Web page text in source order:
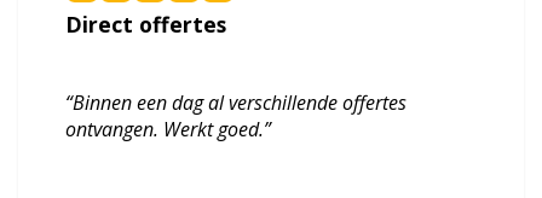
Direct offertes
“Binnen een dag al verschillende offertes
ontvangen. Werkt goed.”